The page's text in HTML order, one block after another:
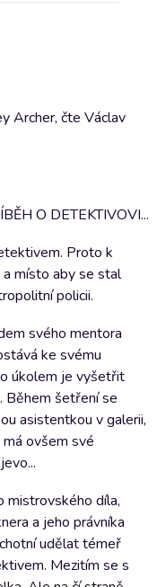
Archer, čte Václav
O DETEKTIVOVI...
Proto k
a místo aby se stal
policii.
svého mentora
ke svému
úkolem je vyšetřit
Během šetření se
asistentkou v galerii,
ovšem své
mistrovského díla,
a jeho právníka
udělat témeř
Mezitím se s